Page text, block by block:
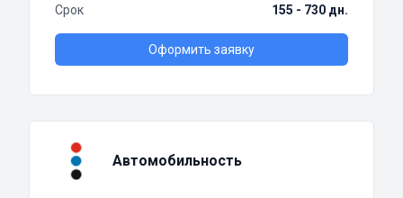
Срок
155 - 730 дн.
Оформить заявку
Автомобильность